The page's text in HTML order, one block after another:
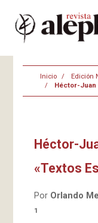
Inicio
Edición
Héctor-Juan
Héctor-
«Textos
Por Orlando
1